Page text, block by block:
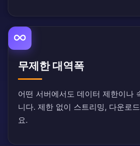
무제한 대역폭
어떤 서버에서도 데이터 제한이나
니다. 제한 없이 스트리밍, 다운로
요.